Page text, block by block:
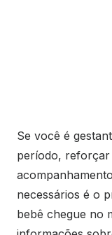
Se você é
período, reforçar
necessários é o
bebê chegue no